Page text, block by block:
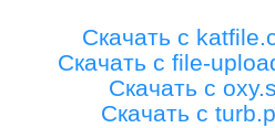
Скачать с
Скачать с file-
Скачать с
Скачать с